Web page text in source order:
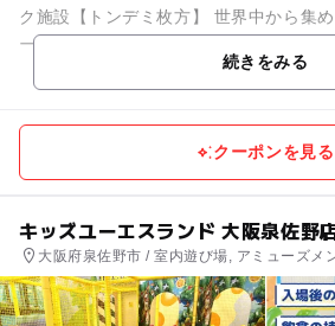
ク施設【トンデミ枚方】 世界中から集
ーツゲームが楽しめる屋内アスレチック
続きをみる
クーポンを見る
キッズユーエスランド 大阪泉佐野
大阪府泉佐野市 / 室内遊び場, アミューズメ